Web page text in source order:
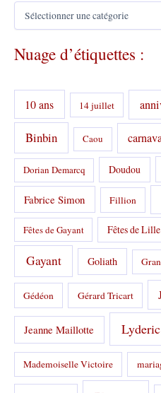
C
é
g
r
e
Nuage d’étiquettes :
10 ans 14 juillet
Binbin Caou
Dorian Demarcq Doudou
Fabrice Simon Fillion
Fêtes de Gayant Fêtes de Lille
Gayant Goliath
Gédéon Gérard Tricart
Jeanne Maillotte Lyderic
Mademoiselle Victoire